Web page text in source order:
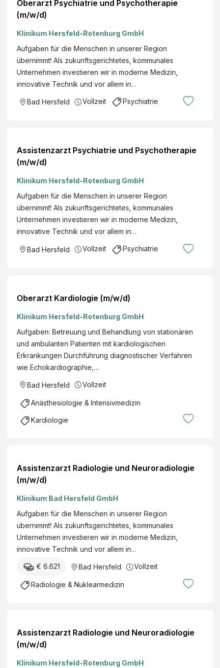
Oberarzt Psychiatrie und Psychotherapie
(m/w/d)
Klinikum Hersfeld-Rotenburg GmbH
Aufgaben für die Menschen in unserer Region
übernimmt! Als zukunftsgerichtetes, kommunales
Unternehmen investieren wir in moderne Medizin,
innovative Technik und vor allem in…
Bad Hersfeld Vollzeit Psychiatrie
Assistenzarzt Psychiatrie und Psychotherapie
(m/w/d)
Klinikum Hersfeld-Rotenburg GmbH
Aufgaben für die Menschen in unserer Region
übernimmt! Als zukunftsgerichtetes, kommunales
Unternehmen investieren wir in moderne Medizin,
innovative Technik und vor allem in…
Bad Hersfeld Vollzeit Psychiatrie
Oberarzt Kardiologie (m/w/d)
Klinikum Hersfeld-Rotenburg GmbH
Aufgaben: Betreuung und Behandlung von stationären
und ambulanten Patienten mit kardiologischen
Erkrankungen Durchführung diagnostischer Verfahren
wie Echokardiographie,…
Bad Hersfeld Vollzeit
Anästhesiologie & Intensivmedizin
Kardiologie
Assistenzarzt Radiologie und Neuroradiologie
(m/w/d)
Klinikum Bad Hersfeld GmbH
Aufgaben für die Menschen in unserer Region
übernimmt! Als zukunftsgerichtetes, kommunales
Unternehmen investieren wir in moderne Medizin,
innovative Technik und vor allem in…
€ 6.621 Bad Hersfeld Vollzeit
Radiologie & Nuklearmedizin
Assistenzarzt Radiologie und Neuroradiologie
(m/w/d)
Klinikum Hersfeld-Rotenburg GmbH